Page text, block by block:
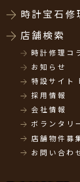
時計宝石修
店舗検索
時計修理コ
お知らせ
特設サイト
採用情報
会社情報
ボランタリ
店舗物件募
お問い合わ